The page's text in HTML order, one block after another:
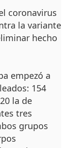
coronavirus
la varian­te
hecho
empezó a
154
la de
tres
grupos